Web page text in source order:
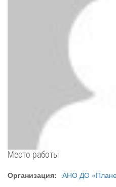
Место работы
Организация: АНО ДО